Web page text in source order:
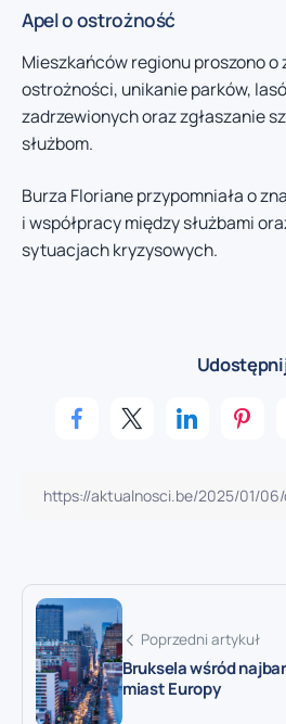
Apel o ostrożność
Mieszkańców regionu proszono o
ostrożności, unikanie parków,
zadrzewionych oraz zgłaszanie
służbom.
Burza Floriane przypomniała o
i współpracy między służbami
sytuacjach kryzysowych.
Poprzedni artykuł
Bruksela wśród
miast Europy